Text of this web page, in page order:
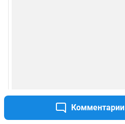
Комментарии